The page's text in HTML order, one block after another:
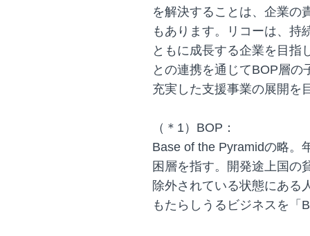
を解決することは、企業の
もあります。リコーは、持
ともに成長する企業を目指
との連携を通じてBOP層
充実した支援事業の展開を
（＊1）BOP：
Base of the Pyramidの略。
困層を指す。開発途上国の
除外されている状態にある
もたらしうるビジネスを「